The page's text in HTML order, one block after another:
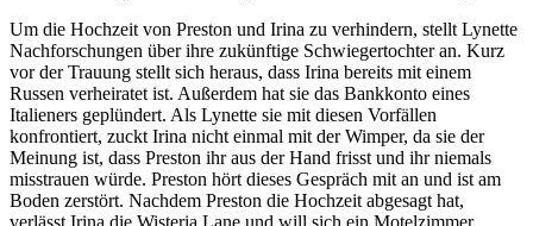
Um die Hochzeit von Preston und Irina zu verhindern, stellt Lynette
Nachforschungen über ihre zukünftige Schwiegertochter an. Kurz
vor der Trauung stellt sich heraus, dass Irina bereits mit einem
Russen verheiratet ist. Außerdem hat sie das Bankkonto eines
Italieners geplündert. Als Lynette sie mit diesen Vorfällen
konfrontiert, zuckt Irina nicht einmal mit der Wimper, da sie der
Meinung ist, dass Preston ihr aus der Hand frisst und ihr niemals
misstrauen würde. Preston hört dieses Gespräch mit an und ist am
Boden zerstört. Nachdem Preston die Hochzeit abgesagt hat,
verlässt Irina die Wisteria Lane und will sich ein Motelzimmer